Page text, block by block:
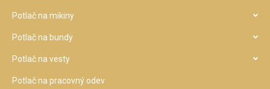
Potlač na mikiny
Potlač na bundy
Potlač na vesty
Potlač na pracovný odev